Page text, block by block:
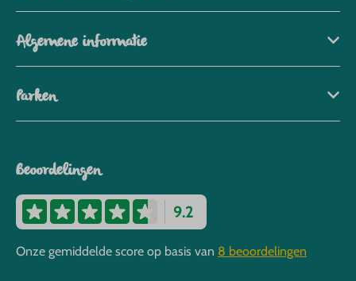
Algemene informatie
Parken
Beoordelingen
9.2
Onze gemiddelde score op basis van 8 beoordelingen